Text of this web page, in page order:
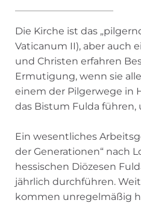
Die Kirche ist das
Vaticanum II), aber auch
und Christen erfahren
Ermutigung, wenn sie
einem der Pilgerwege in
das Bistum Fulda führen,
Ein wesentliches
der Generationen“ nach
hessischen Diözesen
jährlich durchführen.
kommen unregelmäßig